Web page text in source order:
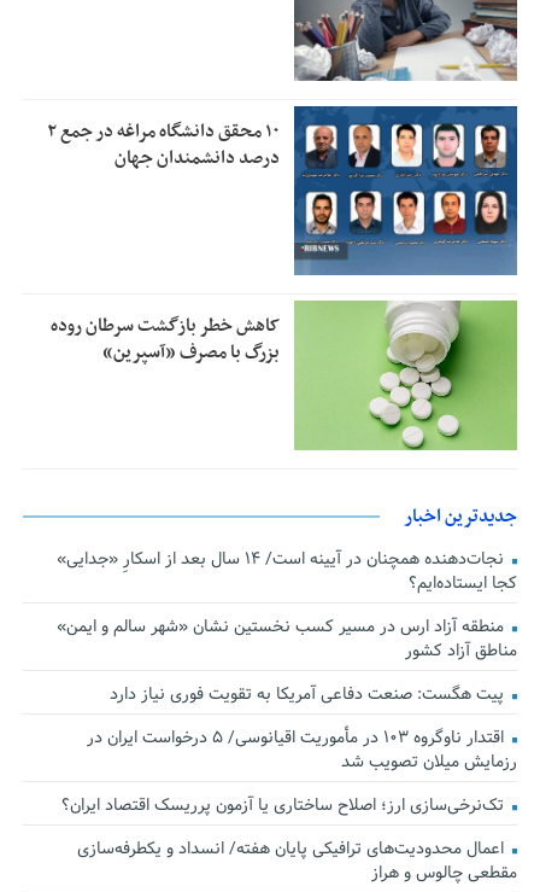
۱۰ محقق دانشگاه مراغه در جمع ۲
درصد دانشمندان جهان
کاهش خطر بازگشت سرطان روده
بزرگ با مصرف «آسپرین»
جدیدترین اخبار
نجات‌دهنده‌ همچنان در آیینه است/ ۱۴ سال بعد از اسکارِ «جدایی»
کجا ایستاده‌ایم؟
منطقه آزاد ارس در مسیر کسب نخستین نشان «شهر سالم و ایمن»
مناطق آزاد کشور
پیت هگست: صنعت دفاعی آمریکا به تقویت فوری نیاز دارد
اقتدار ناوگروه ۱۰۳ در مأموریت‌ اقیانوسی/ ۵ درخواست ایران در
رزمایش میلان تصویب شد
تک‌نرخی‌سازی ارز؛ اصلاح ساختاری یا آزمون پرریسک اقتصاد ایران؟
اعمال محدودیت‌های ترافیکی پایان هفته/ انسداد و یکطرفه‌سازی
مقطعی چالوس و هراز